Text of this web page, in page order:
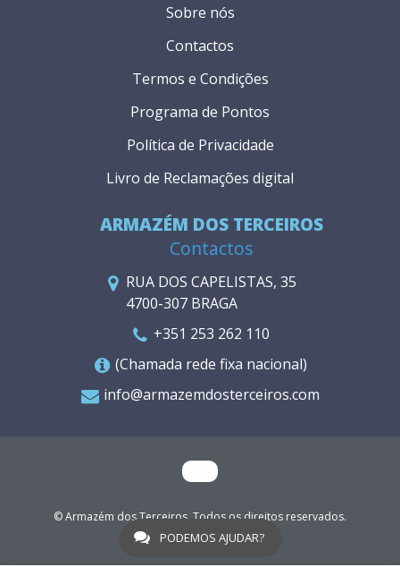
ARMAZÉM DOS TERCEIROS
Contactos
RUA DOS CAPELISTAS, 35
4700-307 BRAGA
+351 253 262 110
(Chamada rede fixa nacional)
info@armazemdosterceiros.com
Sobre nós
Contactos
Termos e Condições
Programa de Pontos
Política de Privacidade
Livro de Reclamações digital
© Armazém dos Terceiros. Todos os direitos reservados.
WGO
PODEMOS AJUDAR?